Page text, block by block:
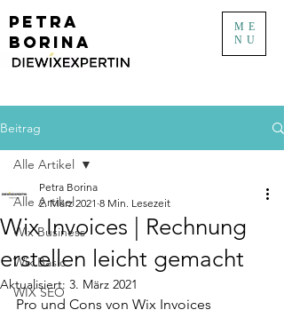
PETRA
BORINA
ME
NU
Beitrag
Alle Artikel
Wix Business
Wix Basic
WIX SEO
Alle Artikel
Wix Invoices | Rechnung
erstellen leicht gemacht
Petra Borina
2. März 2021 8 Min. Lesezeit
Aktualisiert: 3. März 2021
Pro und Cons von Wix Invoices